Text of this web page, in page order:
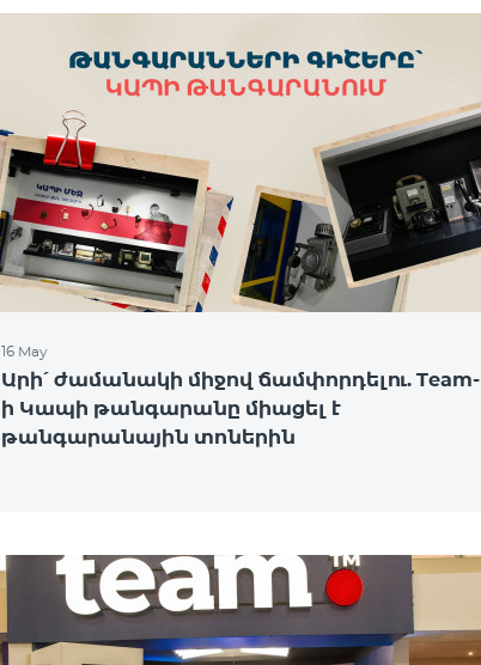
16 May
Արի՛ ժամանակի միջով ճամփորդելու. Team-
ի Կապի թանգարանը միացել է
թանգարանային տոներին